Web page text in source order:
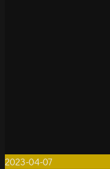
2023-04-07